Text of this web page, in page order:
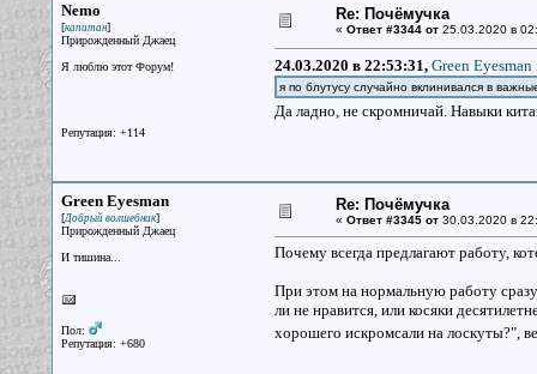
Nemo
[капитан]
Прирожденный Джаец
Я люблю этот Форум!
Репутация: +114
Re: Почёмучка
« Ответ #3344 от25.03.2020 в
24.03.2020 в 22:53:31, Green Eyesman
я по блутусу случайно вклинивался в
Да ладно, не скромничай. Навыки
Green Eyesman
[Добрый волшебник]
Прирожденный Джаец
И тишина...
Пол:
Репутация: +680
Re: Почёмучка
« Ответ #3345 от30.03.2020 в
Почему всегда предлагают работу,
При этом на нормальную работу
ли не нравится, или косяки
хорошего искромсали на лоскуты?",